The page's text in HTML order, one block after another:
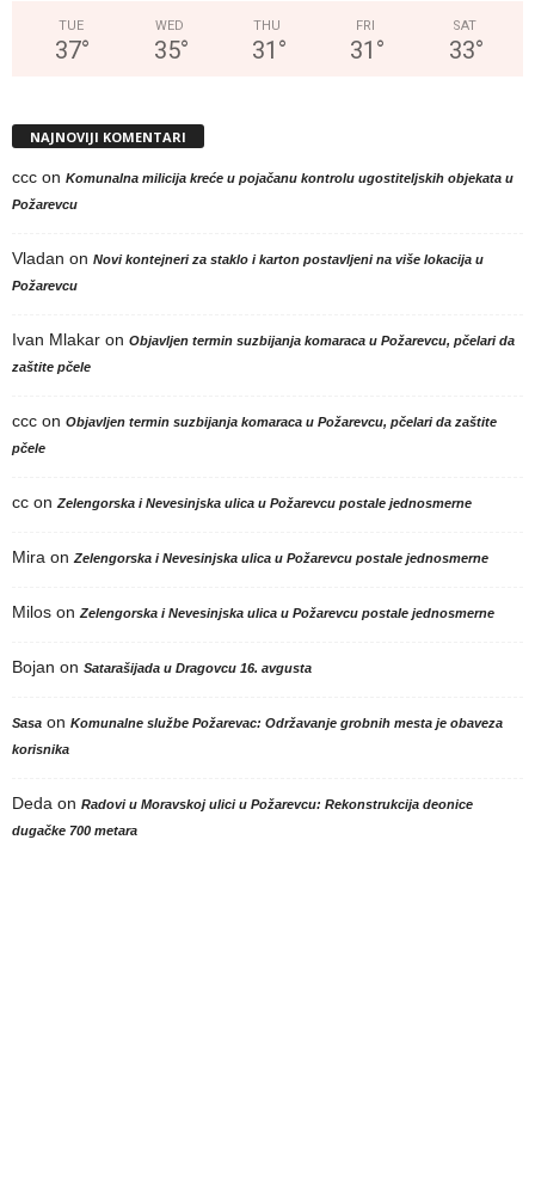
TUE
37°
WED
35°
THU
31 °
FRI
31 °
SAT
33°
NAJNOVIJI KOMENTARI
ccc on Komunalna milicija kreće u pojačanu kontrolu ugostiteljskih objekata u
Požarevcu
Vladan on Novi kontejneri za staklo i karton postavljeni na više lokacija u
Požarevcu
Ivan Mlakar on Objavljen termin suzbijanja komaraca u Požarevcu, pčelari da
zaštite pčele
ccc on Objavljen termin suzbijanja komaraca u Požarevcu, pčelari da zaštite
pčele
cc on Zelengorska i Nevesinjska ulica u Požarevcu postale jednosmerne
Mira on Zelengorska i Nevesinjska ulica u Požarevcu postale jednosmerne
Milos on Zelengorska i Nevesinjska ulica u Požarevcu postale jednosmerne
Bojan on Satarašijada u Dragovcu 16. avgusta
Sasa on Komunalne službe Požarevac: Održavanje grobnih mesta je obaveza
korisnika
Deda on Radovi u Moravskoj ulici u Požarevcu: Rekonstrukcija deonice
dugačke 700 metara